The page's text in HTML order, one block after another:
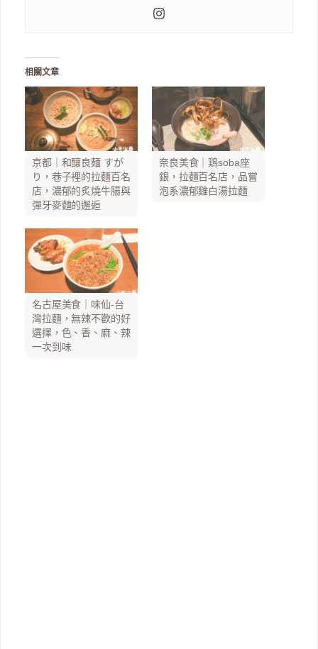
相關文章
京都｜和釀良麺 すが
り，巷子裡的拉麵百名
店，濃郁的炙燒牛腸與
彈牙麥麵的邂逅
奈良美食｜鶏soba座
銀，拉麵百名店，品嘗
泡系濃郁雞白湯拉麵
名古屋美食｜味仙-台
灣拉麵，無辣不歡的好
選擇，色、香、麻、辣
一次到味